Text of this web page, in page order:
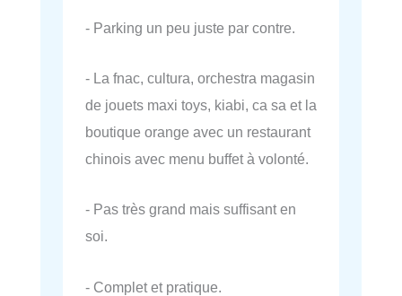
- Parking un peu juste par contre.
- La fnac, cultura, orchestra magasin
de jouets maxi toys, kiabi, ca sa et la
boutique orange avec un restaurant
chinois avec menu buffet à volonté.
- Pas très grand mais suffisant en
soi.
- Complet et pratique.